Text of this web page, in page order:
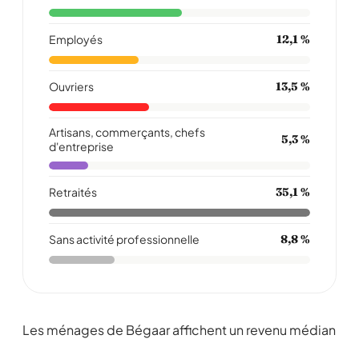
Employés 12,1 %
Ouvriers 13,5 %
Artisans, commerçants, chefs
d'entreprise
5,3 %
Retraités 35,1 %
Sans activité professionnelle 8,8 %
Les ménages de Bégaar affichent un revenu médian